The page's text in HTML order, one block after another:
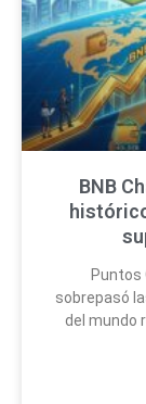
BNB
Puntos
sobrepasó
del mundo